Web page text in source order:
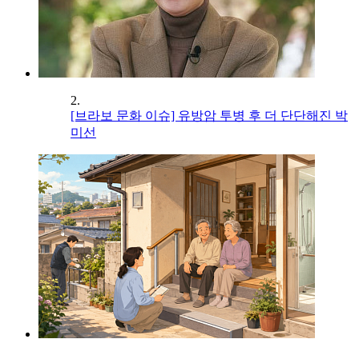
2.
[브라보 문화 이슈] 유방암 투병 후 더 단단해진 박
미선